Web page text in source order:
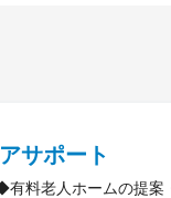
サポート
有料老人ホームの提